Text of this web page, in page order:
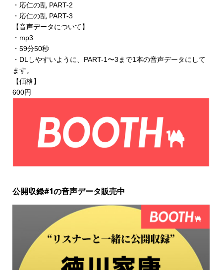
・応仁の乱 PART-2
・応仁の乱 PART-3
【音声データについて】
・mp3
・59分50秒
・DLしやすいように、PART-1〜3まで1本の音声データにして
ます。
【価格】
600円
公開収録#1の音声データ販売中